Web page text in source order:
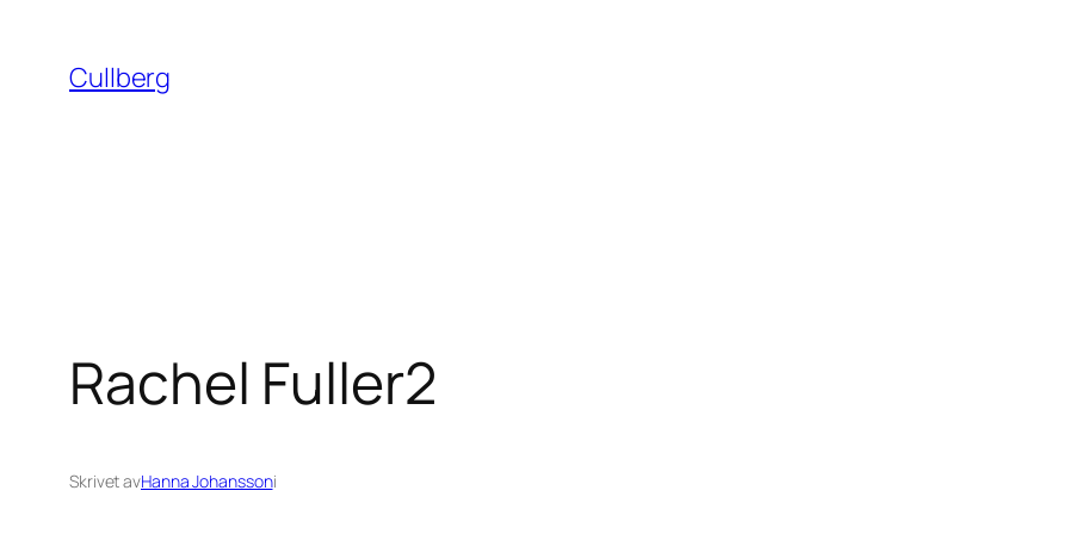
innehåll
Cullberg
Rachel Fuller2
Skrivet avHanna Johanssoni